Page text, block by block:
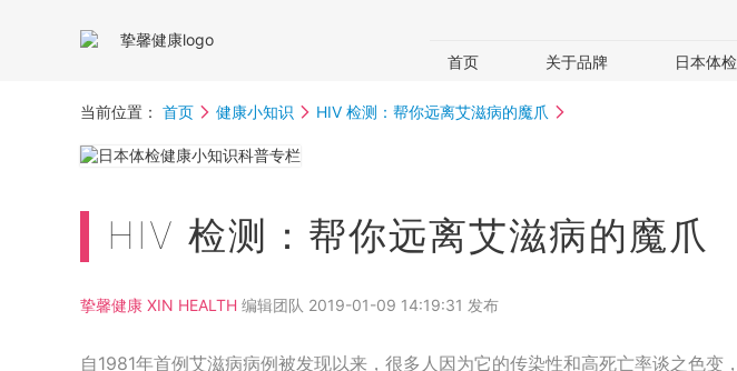
首页
关于品牌
日本体检
体检常识
当前位置： 首页 健康小知识 HIV 检测：帮你远离艾滋病的魔爪
HIV 检测：帮你远离艾滋病的魔爪
挚馨健康 XIN HEALTH 编辑团队 2019-01-09 14:19:31 发布
自1981年首例艾滋病病例被发现以来，很多人因为它的传染性和高死亡率谈之色变，